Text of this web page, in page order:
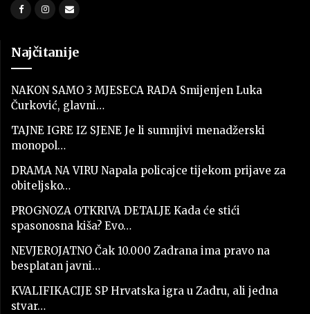
Najčitanije
NAKON SAMO 3 MJESECA RADA Smijenjen Luka
Čurković, glavni…
TAJNE IGRE IZ SJENE Je li sumnjivi menadžerski
monopol…
DRAMA NA VIRU Napala policajce tijekom prijave za
obiteljsko…
PROGNOZA OTKRIVA DETALJE Kada će stići
spasonosna kiša? Evo…
NEVJEROJATNO Čak 10.000 Zadrana ima pravo na
besplatan javni…
KVALIFIKACIJE SP Hrvatska igra u Zadru, ali jedna
stvar…